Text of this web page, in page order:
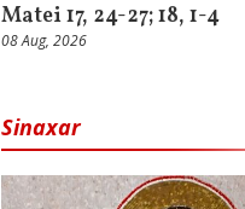
Matei 17, 24-27; 18, 1-4
08 Aug, 2026
Sinaxar